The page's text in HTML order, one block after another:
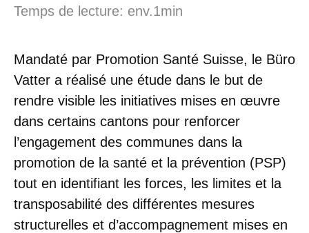
Temps de lecture: env.1min
Mandaté par Promotion Santé Suisse, le Büro
Vatter a réalisé une étude dans le but de
rendre visible les initiatives mises en œuvre
dans certains cantons pour renforcer
l’engagement des communes dans la
promotion de la santé et la prévention (PSP)
tout en identifiant les forces, les limites et la
transposabilité des différentes mesures
structurelles et d’accompagnement mises en